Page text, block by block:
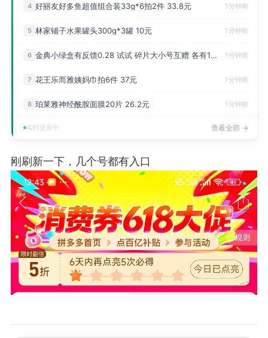
4 好丽友好多鱼超值组合装33g*6拍2件 33.8元 1分钟前
5 林家铺子水果罐头300g*3罐 10元 1分钟前
6 金典小绿盒有反馈0.28 试试 碎片大小号互赠 各有1次机会 1分钟前
7 花王乐而雅姨妈巾拍6件 37元 1分钟前
8 珀莱雅神经酰胺面膜20片 26.2元 1分钟前
实时更新中 查看全部 →
刚刷新一下，几个号都有入口